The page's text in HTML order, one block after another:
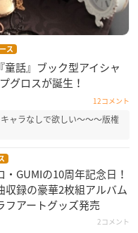
ス
話』ブック型アイシャ
グロスが誕生！
12コメント
ャラなしで欲しい～～～版権
・GUMIの10周年記念日！
収録の豪華2枚組アルバム
フアートグッズ発売
2コメント